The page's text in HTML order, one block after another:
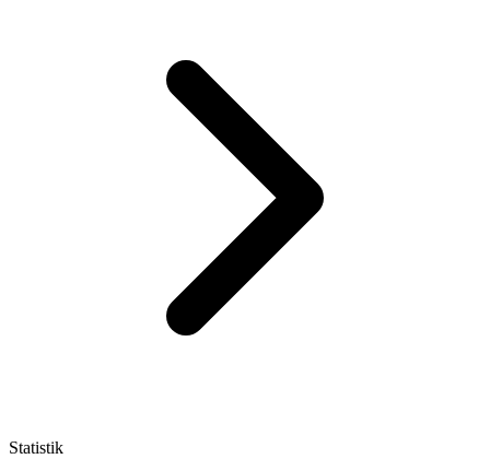
Statistik